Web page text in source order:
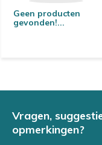
Geen producten
gevonden!...
Vragen,
opmerkingen?